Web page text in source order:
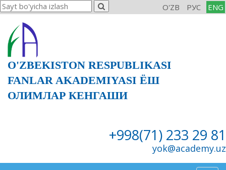
O'ZB РУС ENG
O'ZBEKISTON RESPUBLIKASI
FANLAR AKADEMIYASI ЁШ
ОЛИМЛАР КЕНГАШИ
+998(71) 233 29 81
yok@academy.uz